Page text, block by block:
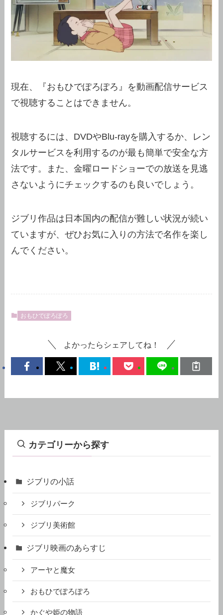
現在、『おもひでぽろぽろ』を動画配信サービス
で視聴することはできません。
視聴するには、DVDやBlu-rayを購入するか、レン
タルサービスを利用するのが最も簡単で安全な方
法です。また、金曜ロードショーでの放送を見逃
さないようにチェックするのも良いでしょう。
ジブリ作品は日本国内の配信が難しい状況が続い
ていますが、ぜひお気に入りの方法で名作を楽し
んでください。
おもひでぽろぽろ
よかったらシェアしてね！
カテゴリーから探す
ジブリの小話
ジブリパーク
ジブリ美術館
ジブリ映画のあらすじ
アーヤと魔女
おもひでぽろぽろ
かぐや姫の物語